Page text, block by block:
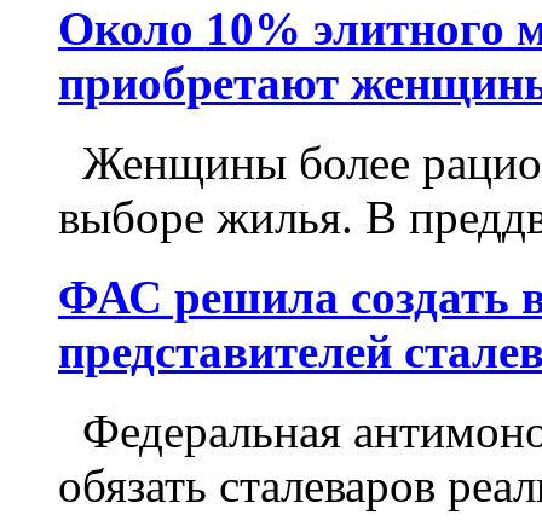
Около 10% элитного
приобретают
Женщины более
выборе жилья. В
ФАС решила создать
представителей
Федеральная
обязать сталеваров